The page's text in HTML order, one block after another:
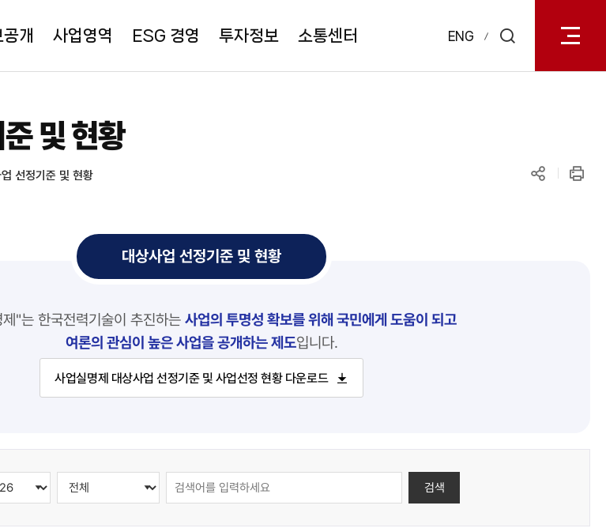
개 사업영역 ESG 경영 투자정보 소통센터 ENG
열기
및 현황
선정기준 및 현황
대상사업 선정기준 및 현황
"는 한국전력기술이 추진하는 사업의 투명성 확보를 위해 국민에게 도움이 되고
여론의 관심이 높은 사업을 공개하는 제도입니다.
사업실명제 대상사업 선정기준 및 사업선정 현황 다운로드
검색